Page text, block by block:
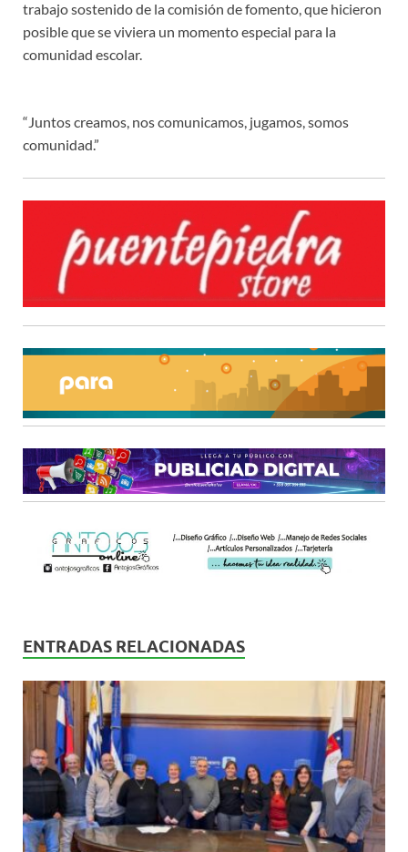
trabajo sostenido de la comisión de fomento, que hicieron
posible que se viviera un momento especial para la
comunidad escolar.
“Juntos creamos, nos comunicamos, jugamos, somos
comunidad.”
ENTRADAS RELACIONADAS